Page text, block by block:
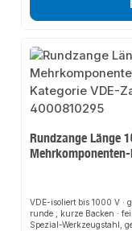
Rundzange Länge
Mehrkomponenten-
VDE-isoliert bis 1000 V ·
runde , kurze Backen ·
Spezial-Werkzeugstahl,